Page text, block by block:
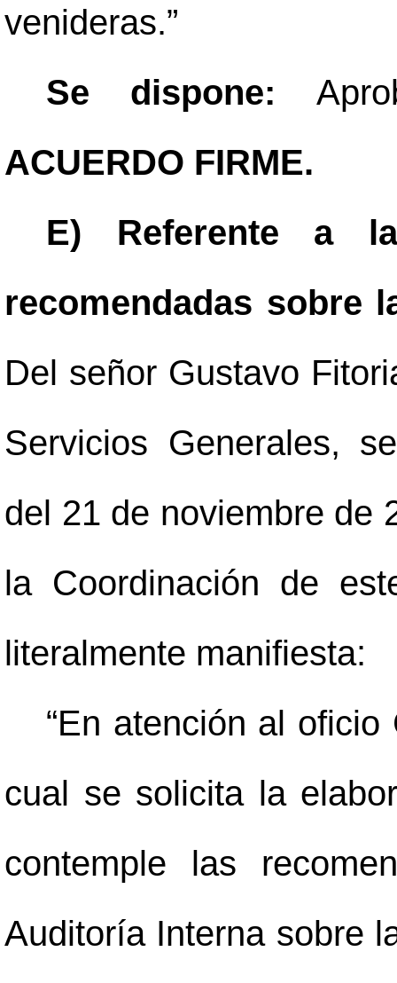
venideras.”
Se dispone:
ACUERDO FIRME.
E) Referente a
recomendadas sobre
Del señor Gustavo
Servicios Generales,
del 21 de noviembre de
la Coordinación de
literalmente manifiesta:
“En atención al
cual se solicita la
contemple las
Auditoría Interna sobre